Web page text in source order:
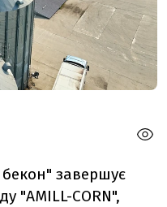
бекон" завершує
"AMILL-CORN",